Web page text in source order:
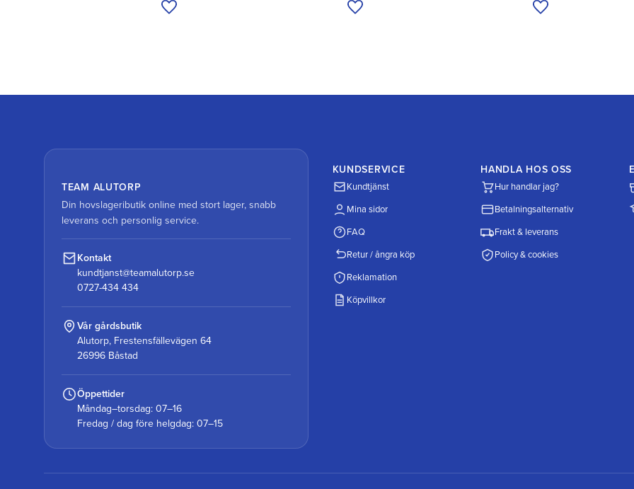
Lägg till i önskelista Lägg till i önskelista Lägg till i önskelista
TEAM ALUTORP
Din hovslageributik online med stort lager, snabb
leverans och personlig service.
Kontakt
kundtjanst@teamalutorp.se
0727-434 434
Vår gårdsbutik
Alutorp, Frestensfällevägen 64
26996 Båstad
Öppettider
Måndag–torsdag: 07–16
Fredag / dag före helgdag: 07–15
KUNDSERVICE
Kundtjänst
Mina sidor
FAQ
Retur / ångra köp
Reklamation
Köpvillkor
HANDLA HOS OSS
Hur handlar jag?
Betalningsalternativ
Frakt & leverans
Policy & cookies